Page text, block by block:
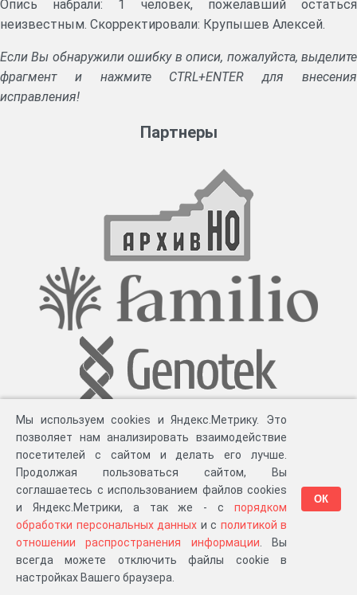
Опись набрали: 1 человек, пожелавший остаться
неизвестным. Скорректировали: Крупышев Алексей.
Если Вы обнаружили ошибку в описи, пожалуйста, выделите
фрагмент и нажмите CTRL+ENTER для внесения
исправления!
Партнеры
Разработка компании «Великіе предки», 2023-2026 гг. Блог.Суть проекта
Персональные данные.Распространение информации . ЧаВО. Сборка 111.28
Мы используем cookies и Яндекс.Метрику. Это
позволяет нам анализировать взаимодействие
посетителей с сайтом и делать его лучше.
Продолжая пользоваться сайтом, Вы
соглашаетесь с использованием файлов cookies
и Яндекс.Метрики, а так же - с порядком
обработки персональных данных и с политикой в
отношении распространения информации . Вы
всегда можете отключить файлы cookie в
настройках Вашего браузера.
ОК
в «Мои документы»
…или в один из ваших проектов: